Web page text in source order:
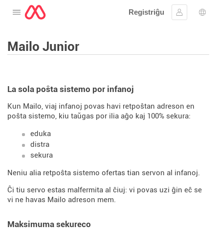
Malfermu la menuon
Registriĝu
Ensaluti
Mailo Junior
La sola poŝta sistemo por infanoj
Kun Mailo, viaj infanoj povas havi retpoŝtan adreson en
poŝta sistemo, kiu taŭgas por ilia aĝo kaj 100% sekura:
eduka
distra
sekura
Neniu alia retpoŝta sistemo ofertas tian servon al infanoj.
Ĉi tiu servo estas malfermita al ĉiuj: vi povas uzi ĝin eĉ se
vi ne havas Mailo adreson mem.
Maksimuma sekureco